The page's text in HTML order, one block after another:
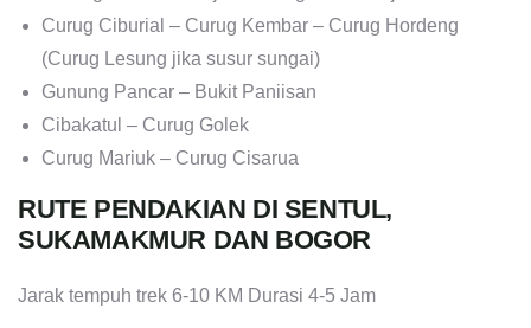
Curug Ciburial – Curug Kembar – Curug Hordeng
(Curug Lesung jika susur sungai)
Gunung Pancar – Bukit Paniisan
Cibakatul – Curug Golek
Curug Mariuk – Curug Cisarua
RUTE PENDAKIAN DI SENTUL,
SUKAMAKMUR DAN BOGOR
Jarak tempuh trek 6-10 KM Durasi 4-5 Jam